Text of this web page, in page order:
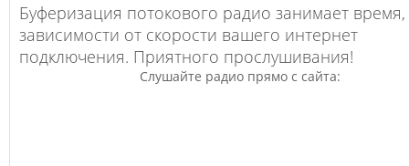
Буферизация потокового радио занимает время,
зависимости от скорости вашего интернет
подключения. Приятного прослушивания!
Слушайте радио прямо с сайта: